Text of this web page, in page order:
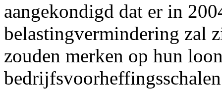
aangekondigd dat er in
belastingvermindering zal
zouden merken op hun